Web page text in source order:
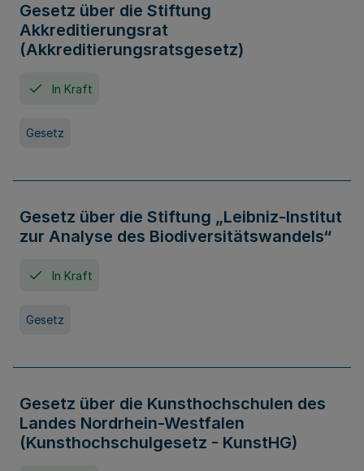
Gesetz über die Stiftung
Akkreditierungsrat
(Akkreditierungsratsgesetz)
In Kraft
Gesetz
Gesetz über die Stiftung „Leibniz-Institut
zur Analyse des Biodiversitätswandels“
In Kraft
Gesetz
Gesetz über die Kunsthochschulen des
Landes Nordrhein-Westfalen
(Kunsthochschulgesetz - KunstHG)